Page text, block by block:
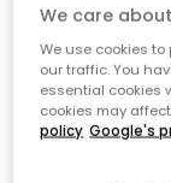
Vi
We care
We use cookies
our traffic. You
essential cookies
cookies may
policy Google's